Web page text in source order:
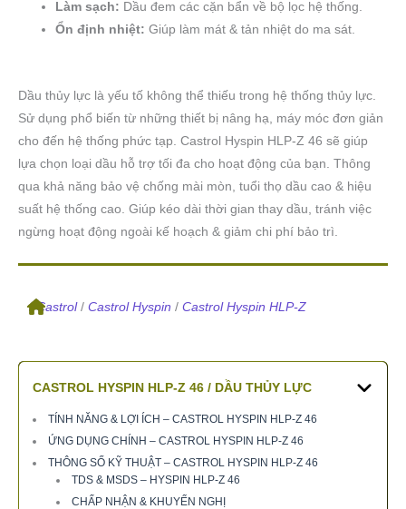
Làm sạch: Dầu đem các cặn bẩn về bộ lọc hệ thống.
Ổn định nhiệt: Giúp làm mát & tản nhiệt do ma sát.
Dầu thủy lực là yếu tố không thể thiếu trong hệ thống thủy lực.
Sử dụng phổ biến từ những thiết bị nâng hạ, máy móc đơn giản
cho đến hệ thống phức tạp. Castrol Hyspin HLP-Z 46 sẽ giúp
lựa chọn loại dầu hỗ trợ tối đa cho hoạt động của bạn. Thông
qua khả năng bảo vệ chống mài mòn, tuổi thọ dầu cao & hiệu
suất hệ thống cao. Giúp kéo dài thời gian thay dầu, tránh việc
ngừng hoạt động ngoài kế hoạch & giảm chi phí bảo trì.
/Castrol / Castrol Hyspin / Castrol Hyspin HLP-Z
CASTROL HYSPIN HLP-Z 46 / DẦU THỦY LỰC
TÍNH NĂNG & LỢI ÍCH – CASTROL HYSPIN HLP-Z 46
ỨNG DỤNG CHÍNH – CASTROL HYSPIN HLP-Z 46
THÔNG SỐ KỸ THUẬT – CASTROL HYSPIN HLP-Z 46
TDS & MSDS – HYSPIN HLP-Z 46
CHẤP NHẬN & KHUYẾN NGHỊ